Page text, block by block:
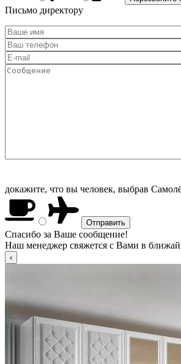
Письмо директору
докажите, что вы человек, выбрав
Спасибо за Ваше сообщение!
Наш менеджер свяжется с Вами в